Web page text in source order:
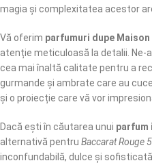
magia și complexitatea acestor
Vă oferim parfumuri dupe
atenție meticuloasă la detalii.
cea mai înaltă calitate pentru a
gurmande și ambrate care au
și o proiecție care vă vor
Dacă ești în căutarea unui parfum
alternativă pentru Baccarat Rouge
inconfundabilă, dulce și